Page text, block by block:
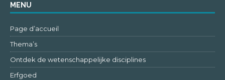
MENU
Page d’accueil
Thema’s
Ontdek de wetenschappelijke disciplines
Erfgoed